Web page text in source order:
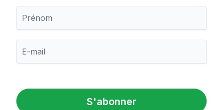
é
n
m
l
*
S'abonner